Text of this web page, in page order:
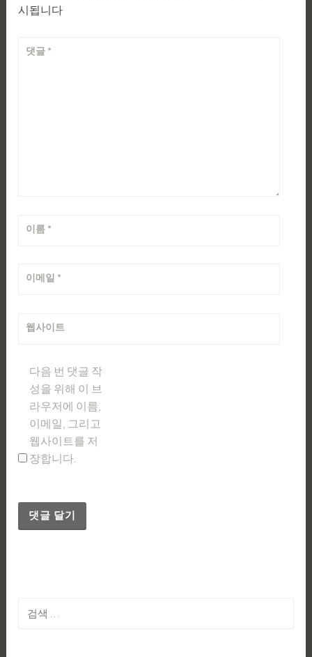
시됩니다
댓글 *
이름 *
이메일 *
웹사이트
다음 번 댓글 작
성을 위해 이 브
라우저에 이름,
이메일, 그리고
웹사이트를 저
장합니다.
색: